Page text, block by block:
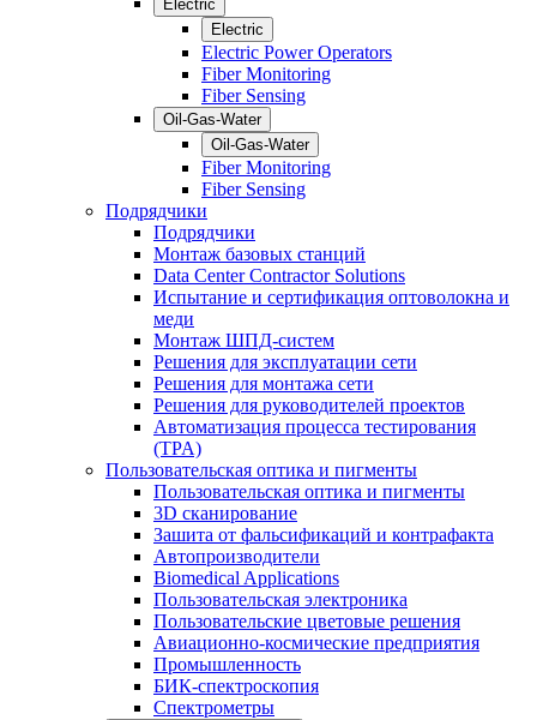
Electric
Electric
Electric Power Operators
Fiber Monitoring
Fiber Sensing
Oil-Gas-Water
Oil-Gas-Water
Fiber Monitoring
Fiber Sensing
Подрядчики
Подрядчики
Монтаж базовых станций
Data Center Contractor Solutions
Испытание и сертификация оптоволокна и
меди
Монтаж ШПД-систем
Решения для эксплуатации сети
Решения для монтажа сети
Решения для руководителей проектов
Автоматизация процесса тестирования
(TPA)
Пользовательская оптика и пигменты
Пользовательская оптика и пигменты
3D сканирование
Зашита от фальсификаций и контрафакта
Автопроизводители
Biomedical Applications
Пользовательская электроника
Пользовательские цветовые решения
Авиационно-космические предприятия
Промышленность
БИК-спектроскопия
Спектрометры